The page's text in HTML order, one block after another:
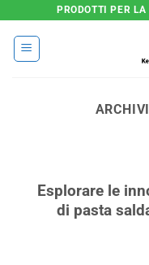
contenuti
PRODOTTI PER
Esplorare le
di pasta